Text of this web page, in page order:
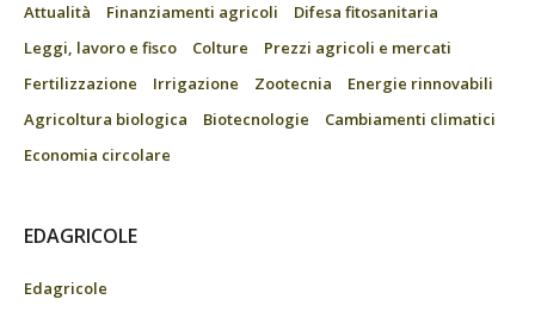
Attualità Finanziamenti agricoli
Difesa fitosanitaria
Leggi, lavoro e fisco
Colture
Prezzi agricoli e mercati
Fertilizzazione
Irrigazione Zootecnia
Energie rinnovabili
Agricoltura biologica
Biotecnologie
Cambiamenti climatici
Economia circolare
EDAGRICOLE
Edagricole